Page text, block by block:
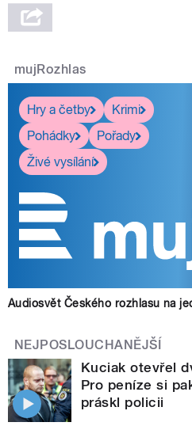
mujRozhlas
Hry a četby
Krimi
Pohádky
Pořady
Živé vysílání
Audiosvět Českého rozhlasu na
NEJPOSLOUCHANĚJŠÍ
Kuciak otevřel
Pro peníze si
práskl policii